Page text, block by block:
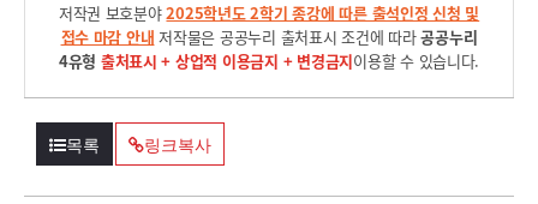
저작권 보호분야2025학년도 2학기 종강에 따른 출석인정 신청 및
접수 마감 안내 저작물은 공공누리 출처표시 조건에 따라공공누리
4유형 출처표시 + 상업적 이용금지 + 변경금지이용할 수 있습니다.
목록 링크복사